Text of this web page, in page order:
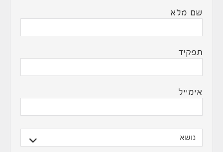
שם מלא
תפקיד
אימייל